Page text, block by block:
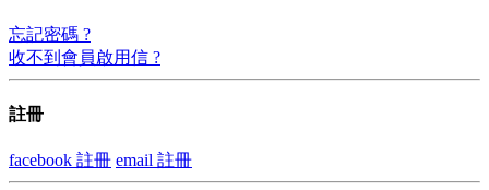
忘記密碼 ?
收不到會員啟用信 ?
註冊
facebook 註冊 email 註冊